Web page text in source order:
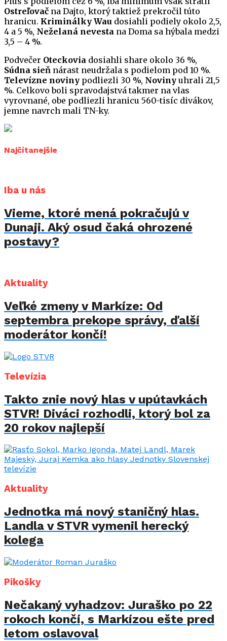
Ostreľovač na Dajto, ktorý taktiež prekročil túto
hranicu. Kriminálky Wau dosiahli podiely okolo 2,5,
4 a 5 %, Neželaná nevesta na Doma sa hýbala medzi
3,5 – 4 %.
Podvečer Oteckovia dosiahli share okolo 36 %,
Súdna sieň nárast neudržala s podielom pod 10 %.
Televízne noviny podliezli 30 %, Noviny uhrali 21,5
%. Celkovo boli spravodajstvá takmer na vlas
vyrovnané, obe podliezli hranicu 560-tisíc divákov,
jemne navrch mali TN-ky.
Najčítanejšie
Iba u nás
Vieme, ktoré mená pokračujú v
Dunaji. Aký osud čaká ohrozené
postavy?
Aktuality
Veľké zmeny v Markíze: Od
septembra prekope správy, ďalší
moderátor končí!
Televízia
Takto znie nový hlas v upútavkách
STVR! Diváci rozhodli, ktorý bol za
20 rokov najlepší
Aktuality
Jednotka má nový staničný hlas.
Landla v STVR vymenil herecký
kolega
Pikošky
Nečakaný vyhadzov: Juraško po 22
rokoch končí, s Markízou ešte pred
letom oslavoval